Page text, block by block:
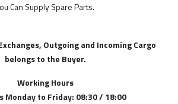
Can Supply Spare Parts.
Outgoing and Incoming Cargo
belongs to the Buyer.
Working Hours
Monday to Friday: 08:30 / 18:00